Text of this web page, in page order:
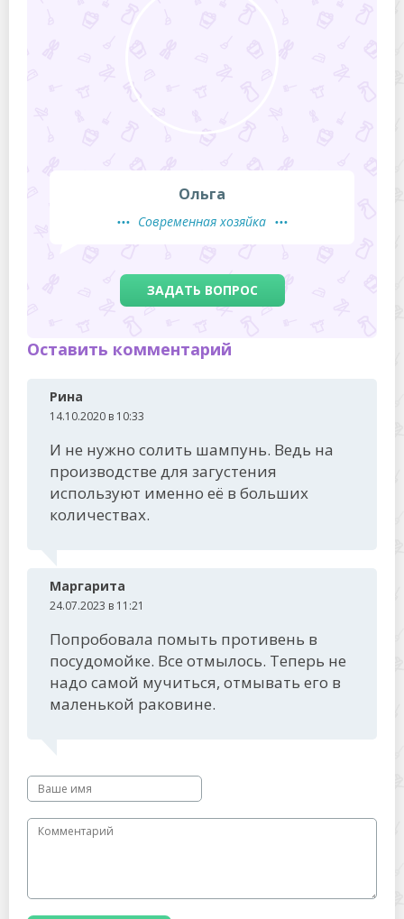
Ольга
Современная хозяйка
ЗАДАТЬ ВОПРОС
Оставить комментарий
Рина
14.10.2020 в 10:33
И не нужно солить шампунь. Ведь на
производстве для загустения
используют именно её в больших
количествах.
Маргарита
24.07.2023 в 11:21
Попробовала помыть противень в
посудомойке. Все отмылось. Теперь не
надо самой мучиться, отмывать его в
маленькой раковине.